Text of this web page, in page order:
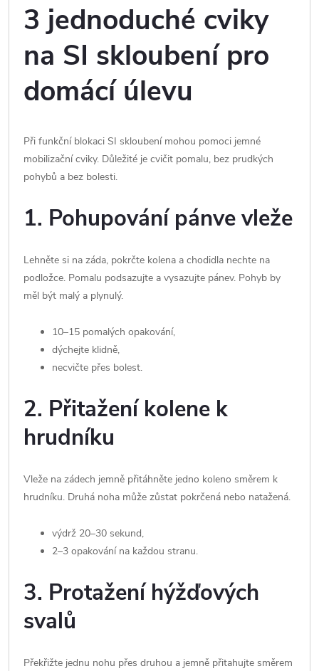
3 jednoduché cviky
na SI skloubení pro
domácí úlevu
Při funkční blokaci SI skloubení mohou pomoci jemné
mobilizační cviky. Důležité je cvičit pomalu, bez prudkých
pohybů a bez bolesti.
1. Pohupování pánve vleže
Lehněte si na záda, pokrčte kolena a chodidla nechte na
podložce. Pomalu podsazujte a vysazujte pánev. Pohyb by
měl být malý a plynulý.
10–15 pomalých opakování,
dýchejte klidně,
necvičte přes bolest.
2. Přitažení kolene k
hrudníku
Vleže na zádech jemně přitáhněte jedno koleno směrem k
hrudníku. Druhá noha může zůstat pokrčená nebo natažená.
výdrž 20–30 sekund,
2–3 opakování na každou stranu.
3. Protažení hýžďových
svalů
Překřižte jednu nohu přes druhou a jemně přitahujte směrem